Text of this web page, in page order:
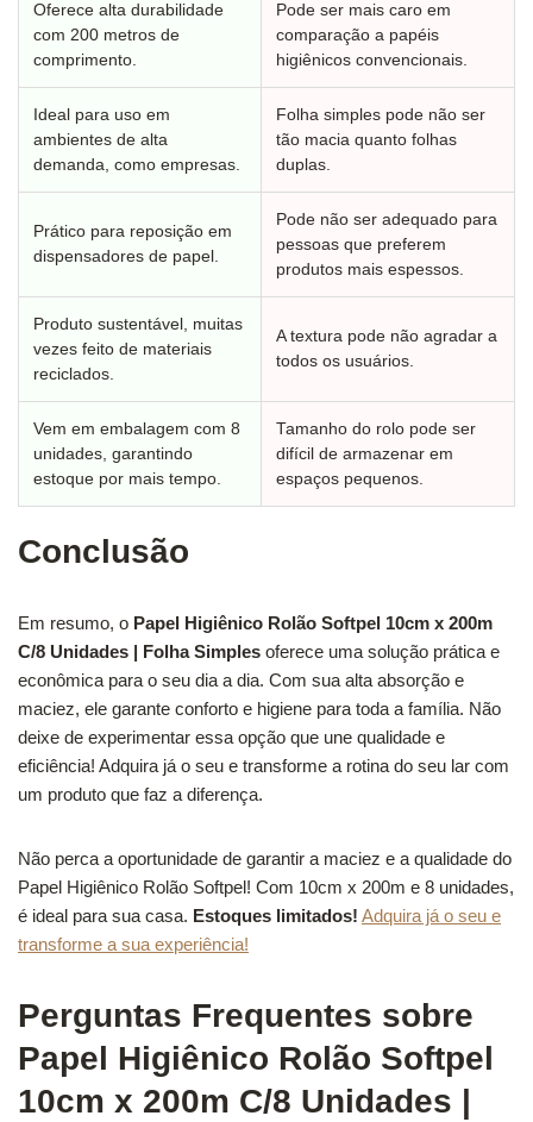
Oferece alta durabilidade
com 200 metros de
comprimento.
Pode ser mais caro em
comparação a papéis
higiênicos convencionais.
Ideal para uso em
ambientes de alta
demanda, como empresas.
Folha simples pode não ser
tão macia quanto folhas
duplas.
Prático para reposição em
dispensadores de papel.
Pode não ser adequado para
pessoas que preferem
produtos mais espessos.
Produto sustentável, muitas
vezes feito de materiais
reciclados.
A textura pode não agradar a
todos os usuários.
Vem em embalagem com 8
unidades, garantindo
estoque por mais tempo.
Tamanho do rolo pode ser
difícil de armazenar em
espaços pequenos.
Conclusão
Em resumo, o Papel Higiênico Rolão Softpel 10cm x 200m
C/8 Unidades | Folha Simples oferece uma solução prática e
econômica para o seu dia a dia. Com sua alta absorção e
maciez, ele garante conforto e higiene para toda a família. Não
deixe de experimentar essa opção que une qualidade e
eficiência! Adquira já o seu e transforme a rotina do seu lar com
um produto que faz a diferença.
Não perca a oportunidade de garantir a maciez e a qualidade do
Papel Higiênico Rolão Softpel! Com 10cm x 200m e 8 unidades,
é ideal para sua casa. Estoques limitados! Adquira já o seu e
transforme a sua experiência!
Perguntas Frequentes sobre
Papel Higiênico Rolão Softpel
10cm x 200m C/8 Unidades |